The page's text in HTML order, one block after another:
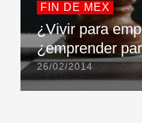
FIN DE MEX
¿Vivir para
¿emprender
26/02/2014